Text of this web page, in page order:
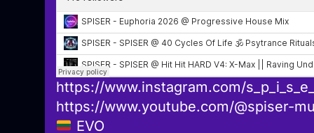
https://www.instagram.com/
https://www.youtube.com/@spiser-
EVO